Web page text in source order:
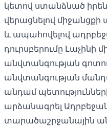
կետով ստանձնած
վերացնելով
և ապահովելով
դուրսբերումը Լաչինի
անվտանգության
անվտանգության
անդամ
արձանագրել
տարածաշրջանային